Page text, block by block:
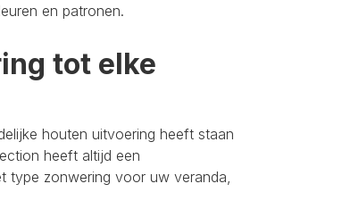
en patronen.
tot elke
houten uitvoering heeft staan
heeft altijd een
type zonwering voor uw veranda,